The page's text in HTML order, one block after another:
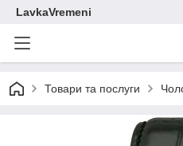
LavkaVremeni
Товари та послуги